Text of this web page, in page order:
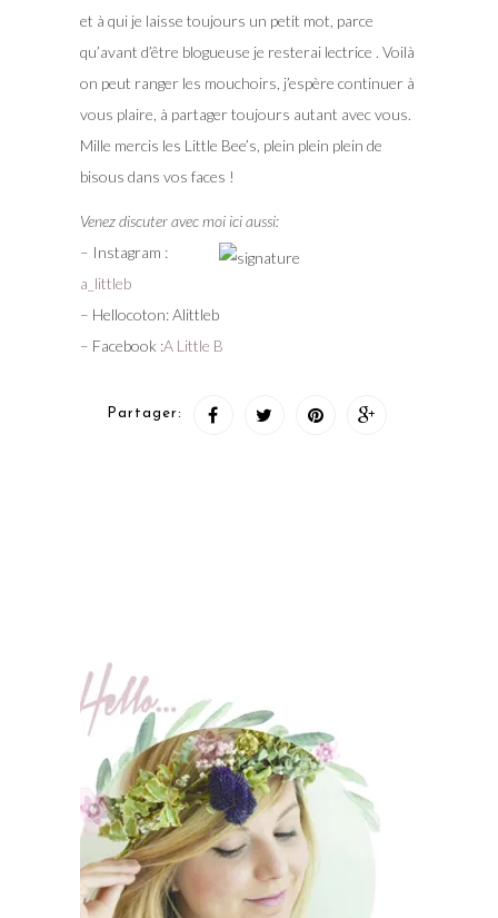
et à qui je laisse toujours un petit mot, parce
qu’avant d’être blogueuse je resterai lectrice . Voilà
on peut ranger les mouchoirs, j’espère continuer à
vous plaire, à partager toujours autant avec vous.
Mille mercis les Little Bee’s, plein plein plein de
bisous dans vos faces !
Venez discuter avec moi ici aussi:
– Instagram :
a_littleb
– Hellocoton: Alittleb
– Facebook :A Little B
Partager: